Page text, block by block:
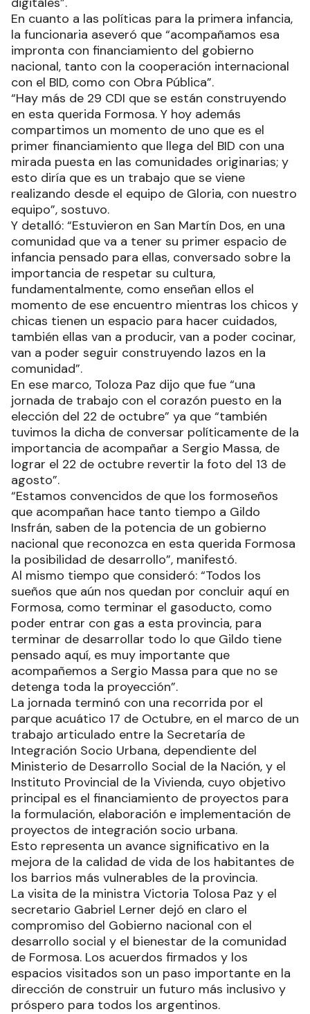
En cuanto a las políticas para la primera infancia,
la funcionaria aseveró que “acompañamos esa
impronta con financiamiento del gobierno
nacional, tanto con la cooperación internacional
con el BID, como con Obra Pública”.
“Hay más de 29 CDI que se están construyendo
en esta querida Formosa. Y hoy además
compartimos un momento de uno que es el
primer financiamiento que llega del BID con una
mirada puesta en las comunidades originarias; y
esto diría que es un trabajo que se viene
realizando desde el equipo de Gloria, con nuestro
equipo”, sostuvo.
Y detalló: “Estuvieron en San Martín Dos, en una
comunidad que va a tener su primer espacio de
infancia pensado para ellas, conversado sobre la
importancia de respetar su cultura,
fundamentalmente, como enseñan ellos el
momento de ese encuentro mientras los chicos y
chicas tienen un espacio para hacer cuidados,
también ellas van a producir, van a poder cocinar,
van a poder seguir construyendo lazos en la
comunidad”.
En ese marco, Toloza Paz dijo que fue “una
jornada de trabajo con el corazón puesto en la
elección del 22 de octubre” ya que “también
tuvimos la dicha de conversar políticamente de la
importancia de acompañar a Sergio Massa, de
lograr el 22 de octubre revertir la foto del 13 de
agosto”.
“Estamos convencidos de que los formoseños
que acompañan hace tanto tiempo a Gildo
Insfrán, saben de la potencia de un gobierno
nacional que reconozca en esta querida Formosa
la posibilidad de desarrollo”, manifestó.
Al mismo tiempo que consideró: “Todos los
sueños que aún nos quedan por concluir aquí en
Formosa, como terminar el gasoducto, como
poder entrar con gas a esta provincia, para
terminar de desarrollar todo lo que Gildo tiene
pensado aquí, es muy importante que
acompañemos a Sergio Massa para que no se
detenga toda la proyección”.
La jornada terminó con una recorrida por el
parque acuático 17 de Octubre, en el marco de un
trabajo articulado entre la Secretaría de
Integración Socio Urbana, dependiente del
Ministerio de Desarrollo Social de la Nación, y el
Instituto Provincial de la Vivienda, cuyo objetivo
principal es el financiamiento de proyectos para
la formulación, elaboración e implementación de
proyectos de integración socio urbana.
Esto representa un avance significativo en la
mejora de la calidad de vida de los habitantes de
los barrios más vulnerables de la provincia.
La visita de la ministra Victoria Tolosa Paz y el
secretario Gabriel Lerner dejó en claro el
compromiso del Gobierno nacional con el
desarrollo social y el bienestar de la comunidad
de Formosa. Los acuerdos firmados y los
espacios visitados son un paso importante en la
dirección de construir un futuro más inclusivo y
próspero para todos los argentinos.